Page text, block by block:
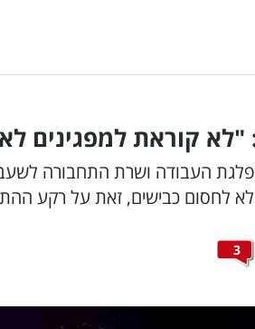
קוראת למפגינים
העבודה ושרת התחבורה
לא לחסום כבישים, זאת על רקע
3